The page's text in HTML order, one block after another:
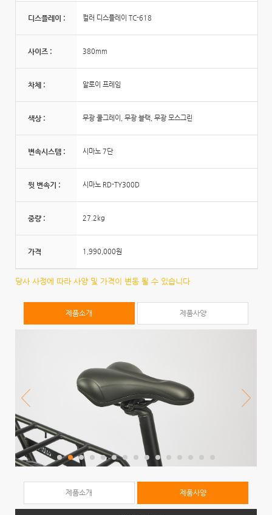
디스플레이 : 컬러 디스플레이 TC-618
사이즈 : 380mm
차체 : 알로이 프레임
색상 : 무광 쿨그레이, 무광 블랙, 무광 모스그린
변속시스템 : 시마노 7단
뒷 변속기 : 시마노 RD-TY300D
중량 : 27.2kg
가격 1,990,000원
당사 사정에 따라 사양 및 가격이 변동 될 수 있습니다
제품소개 제품사양
제품소개 제품사양